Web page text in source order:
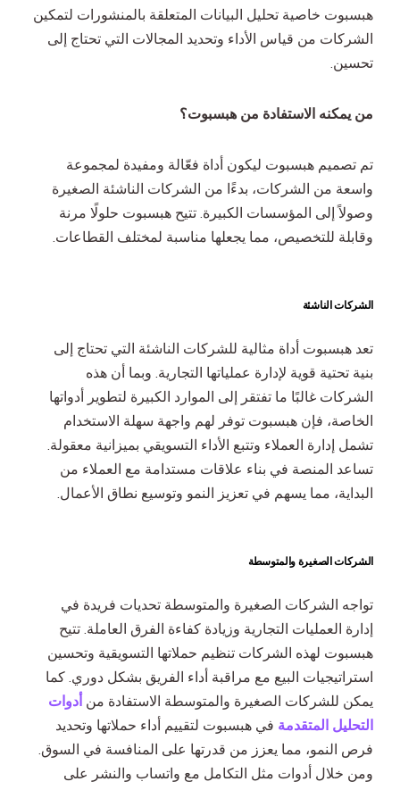
هبسبوت خاصية تحليل البيانات المتعلقة بالمنشورات لتمكين
الشركات من قياس الأداء وتحديد المجالات التي تحتاج إلى
تحسين.
من يمكنه الاستفادة من هبسبوت؟
تم تصميم هبسبوت ليكون أداة فعّالة ومفيدة لمجموعة
واسعة من الشركات، بدءًا من الشركات الناشئة الصغيرة
وصولاً إلى المؤسسات الكبيرة. تتيح هبسبوت حلولًا مرنة
وقابلة للتخصيص، مما يجعلها مناسبة لمختلف القطاعات.
الشركات الناشئة
تعد هبسبوت أداة مثالية للشركات الناشئة التي تحتاج إلى
بنية تحتية قوية لإدارة عملياتها التجارية. وبما أن هذه
الشركات غالبًا ما تفتقر إلى الموارد الكبيرة لتطوير أدواتها
الخاصة، فإن هبسبوت توفر لهم واجهة سهلة الاستخدام
تشمل إدارة العملاء وتتبع الأداء التسويقي بميزانية معقولة.
تساعد المنصة في بناء علاقات مستدامة مع العملاء من
البداية، مما يسهم في تعزيز النمو وتوسيع نطاق الأعمال.
الشركات الصغيرة والمتوسطة
تواجه الشركات الصغيرة والمتوسطة تحديات فريدة في
إدارة العمليات التجارية وزيادة كفاءة الفرق العاملة. تتيح
هبسبوت لهذه الشركات تنظيم حملاتها التسويقية وتحسين
استراتيجيات البيع مع مراقبة أداء الفريق بشكل دوري. كما
يمكن للشركات الصغيرة والمتوسطة الاستفادة من أدوات
التحليل المتقدمة في هبسبوت لتقييم أداء حملاتها وتحديد
فرص النمو، مما يعزز من قدرتها على المنافسة في السوق.
ومن خلال أدوات مثل التكامل مع واتساب والنشر على